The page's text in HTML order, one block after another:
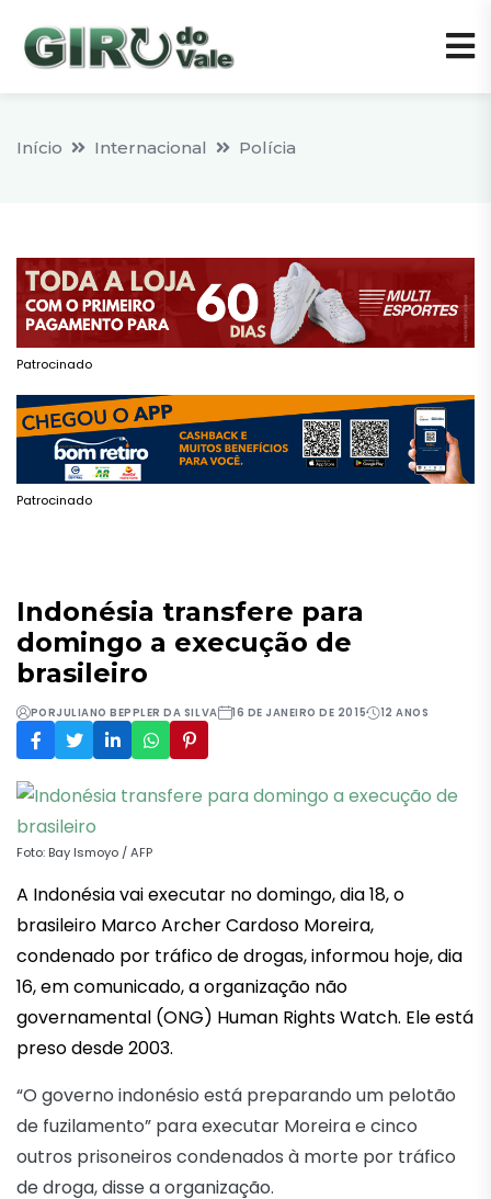
Início Internacional Polícia
Patrocinado
Patrocinado
Indonésia transfere para
domingo a execução de
brasileiro
PORJULIANO BEPPLER DA SILVA 16 DE JANEIRO DE 2015 12 ANOS
Foto: Bay Ismoyo / AFP
A Indonésia vai executar no domingo, dia 18, o
brasileiro Marco Archer Cardoso Moreira,
condenado por tráfico de drogas, informou hoje, dia
16, em comunicado, a organização não
governamental (ONG) Human Rights Watch. Ele está
preso desde 2003.
“O governo indonésio está preparando um pelotão
de fuzilamento” para executar Moreira e cinco
outros prisoneiros condenados à morte por tráfico
de droga, disse a organização.